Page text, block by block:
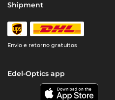
Shipment
Envio e retorno gratuitos
Edel-Optics app